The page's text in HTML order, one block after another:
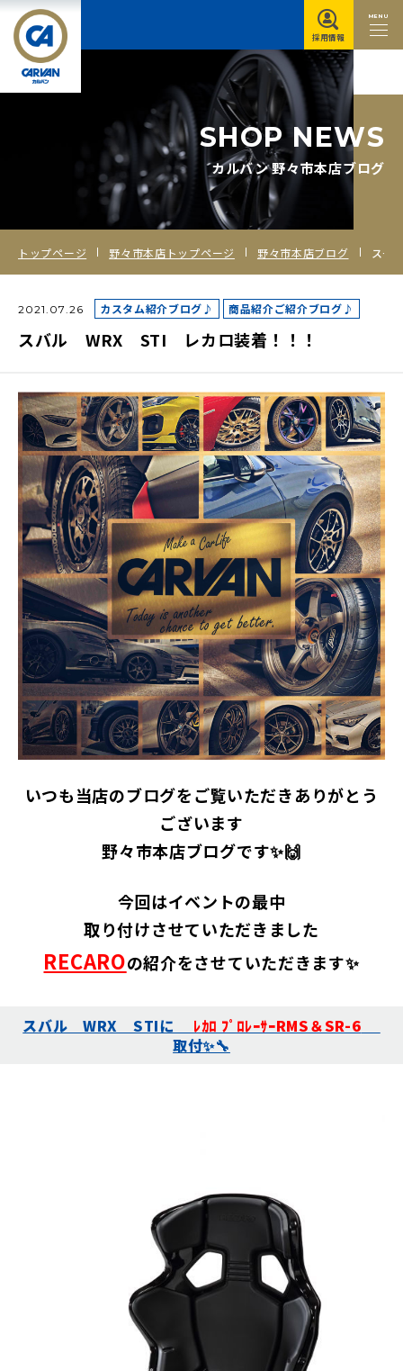
MENU
採用情報
SHOP NEWS
カルバン 野々市本店ブログ
トップページ 野々市本店トップページ 野々市本店ブログ スバル WRX STI レカロ装着！！！
2021.07.26 カスタム紹介ブログ♪ 商品紹介ご紹介ブログ♪
スバル WRX STI レカロ装着！！！
いつも当店のブログをご覧いただきありがとう
ございます
野々市本店ブログです✨🙌
今回はイベントの最中
取り付けさせていただきました
RECAROの紹介をさせていただきます✨
スバル WRX STIに ﾚｶﾛ ﾌﾟﾛﾚｰｻｰRMS＆SR-6
取付✨🔧